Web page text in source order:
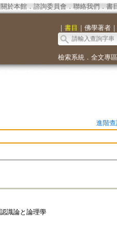
關於本館． 諮詢委員會． 聯絡我們 ． 書
｜ 書目 ｜ 佛學著者｜
檢索系統． 全文專區
進階查
識論と論理學